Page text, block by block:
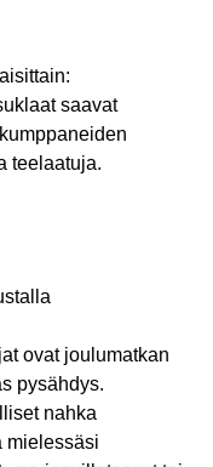
saavat
teelaatuja.
ovat joulumatkan
pysähdys.
nahka
mielessäsi